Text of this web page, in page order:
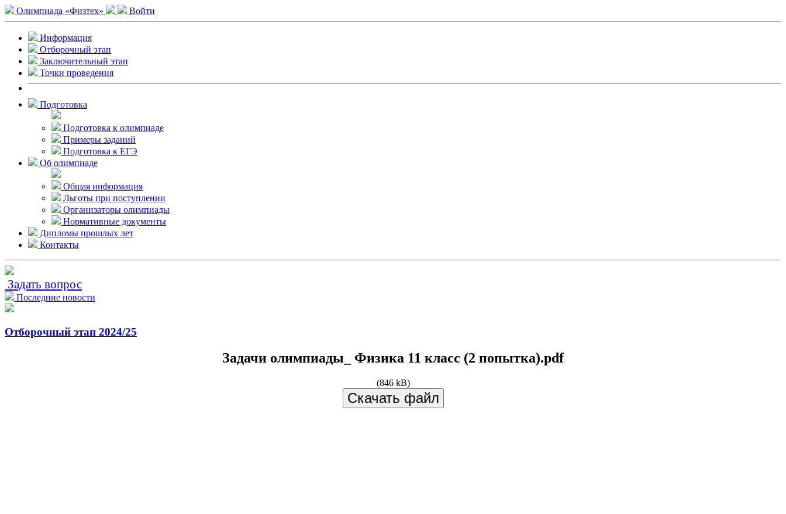
Олимпиада «Физтех» Войти
Информация
Отборочный этап
Заключительный этап
Точки проведения
Подготовка
Подготовка к олимпиаде
Примеры заданий
Подготовка к ЕГЭ
Об олимпиаде
Общая информация
Льготы при поступлении
Организаторы олимпиады
Нормативные документы
Дипломы прошлых лет
Контакты
Задать вопрос
Последние новости
Отборочный этап 2024/25
Задачи олимпиады_ Физика 11 класс (2 попытка).pdf
(846 kB)
Скачать файл